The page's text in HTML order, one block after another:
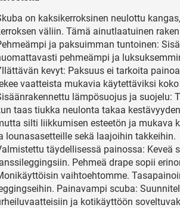
on kaksikerroksinen neulottu
väliin. Tämä ainutlaatuinen
ja paksuimman tuntoinen:
pehmeämpi ja
kevyt: Paksuus ei tarkoita
vaatteista mukavia käytettäviksi
lämpösuojus ja suojelu:
taas tiukka neulonta takaa
silti liikkumisen esteetön ja mukava
lounasasetteille sekä laajoihin takkeihin.
täydellisessä painossa: Keveä
Pehmeä drape sopii
vaihtoehtomme.
Painavampi scuba:
ja kotikäyttöön